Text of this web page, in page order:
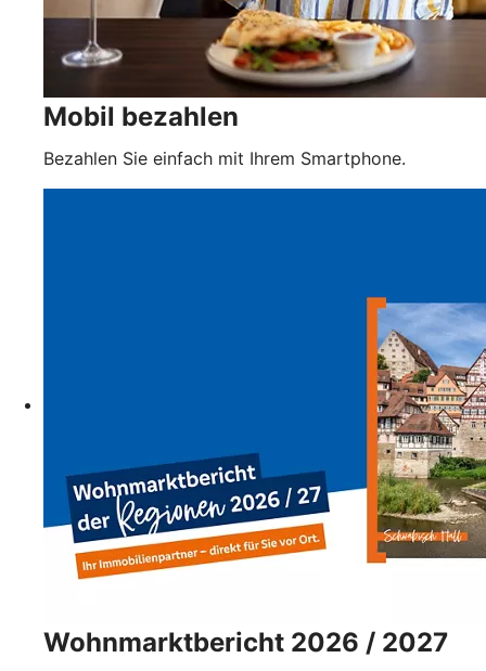
Mobil bezahlen
Bezahlen Sie einfach mit Ihrem Smartphone.
Wohnmarktbericht 2026 / 2027